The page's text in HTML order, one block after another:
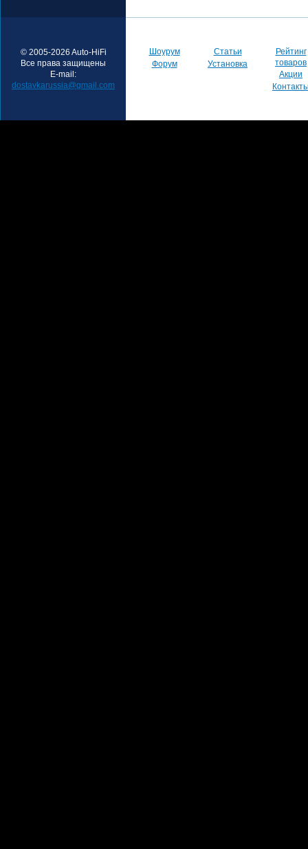
© 2005-2026 Auto-HiFi
Все права защищены
E-mail:
dostavkarussia@gmail.com
Шоурум
Форум
Статьи
Установка
Рейтинг
товаров
Акции